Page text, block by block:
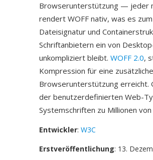
Browserunterstützung — jeder
rendert WOFF nativ, was es
Dateisignatur und
Schriftanbietern ein von
unkompliziert bleibt. WOFF 2.0,
Kompression für eine
Browserunterstützung erreicht.
der benutzerdefinierten Web-
Systemschriften zu Millionen
Entwickler: W3C
Erstveröffentlichung: 13.